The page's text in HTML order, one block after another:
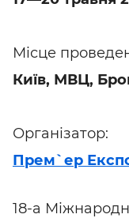
Місце
Київ, МВЦ,
Організатор:
Прем`ер
18-а